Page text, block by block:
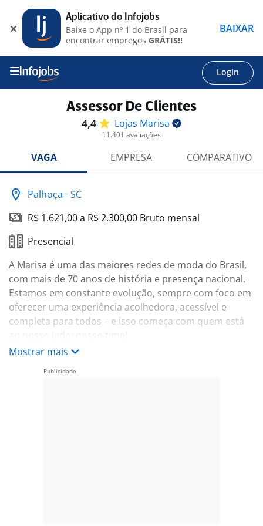
Login
Assessor De Clientes
4,4 Lojas Marisa
11.401 avaliações
VAGA EMPRESA COMPARATIVO
Palhoça - SC
R$ 1.621,00 a R$ 2.300,00 Bruto mensal
Presencial
A Marisa é uma das maiores redes de moda do Brasil,
com mais de 70 anos de história e presença nacional.
Estamos em constante evolução, sempre com foco em
oferecer uma experiência acolhedora, acessível e
completa para todos – e isso começa com quem está
por todo o país. E agora, falta você!
Mostrar mais
Aplicativo do Infojobs
Baixe o App nº 1 do Brasil para
encontrar empregos GRÁTIS!!
BAIXAR